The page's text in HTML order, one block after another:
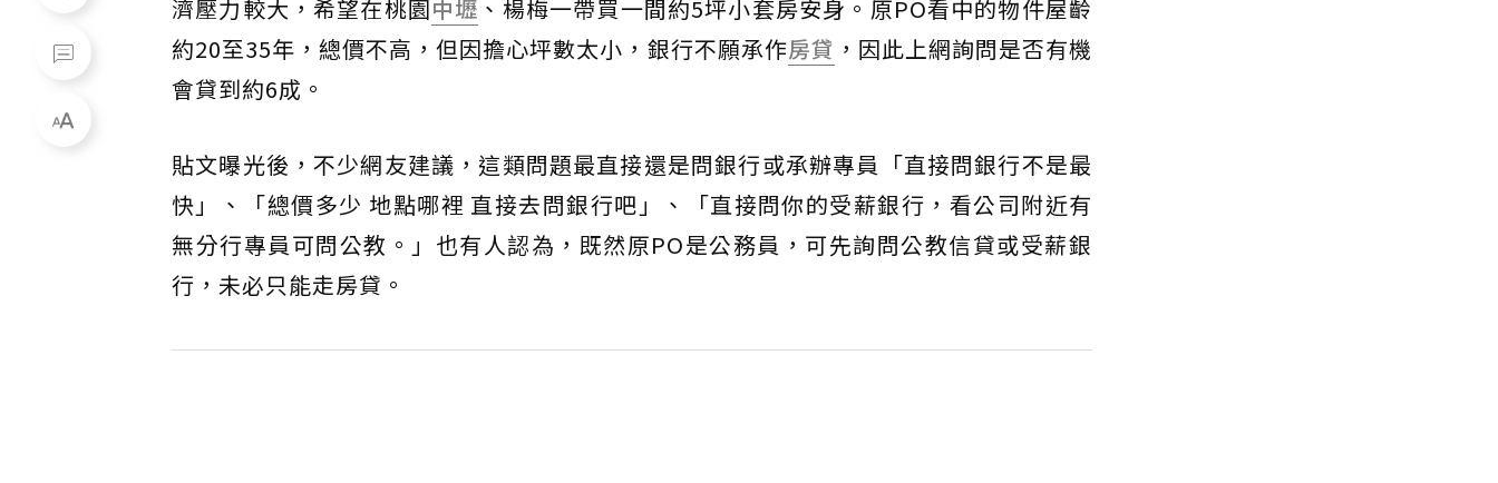
濟壓力較大，希望在桃園中壢 、楊梅一帶買一間約5坪小套房安身。原PO看中的物件屋齡
約20至35年，總價不高，但因擔心坪數太小，銀行不願承作房貸 ，因此上網詢問是否有機
會貸到約6成。
貼文曝光後，不少網友建議，這類問題最直接還是問銀行或承辦專員「直接問銀行不是最
快」、「總價多少 地點哪裡 直接去問銀行吧」、「直接問你的受薪銀行，看公司附近有
無分行專員可問公教。」也有人認為，既然原PO是公務員，可先詢問公教信貸或受薪銀
行，未必只能走房貸。